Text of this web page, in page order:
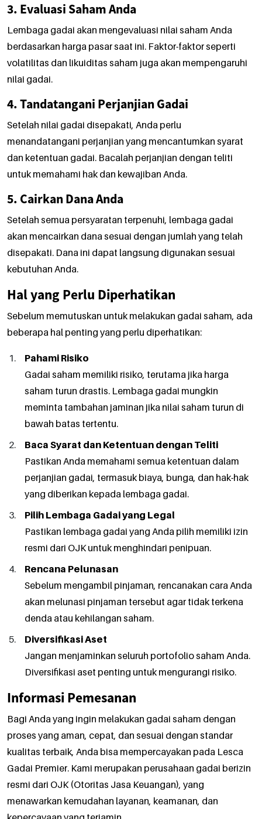
3. Evaluasi Saham Anda
Lembaga gadai akan mengevaluasi nilai saham Anda
berdasarkan harga pasar saat ini. Faktor-faktor seperti
volatilitas dan likuiditas saham juga akan mempengaruhi
nilai gadai.
4. Tandatangani Perjanjian Gadai
Setelah nilai gadai disepakati, Anda perlu
menandatangani perjanjian yang mencantumkan syarat
dan ketentuan gadai. Bacalah perjanjian dengan teliti
untuk memahami hak dan kewajiban Anda.
5. Cairkan Dana Anda
Setelah semua persyaratan terpenuhi, lembaga gadai
akan mencairkan dana sesuai dengan jumlah yang telah
disepakati. Dana ini dapat langsung digunakan sesuai
kebutuhan Anda.
Hal yang Perlu Diperhatikan
Sebelum memutuskan untuk melakukan gadai saham, ada
beberapa hal penting yang perlu diperhatikan:
Pahami Risiko
Gadai saham memiliki risiko, terutama jika harga
saham turun drastis. Lembaga gadai mungkin
meminta tambahan jaminan jika nilai saham turun di
bawah batas tertentu.
Baca Syarat dan Ketentuan dengan Teliti
Pastikan Anda memahami semua ketentuan dalam
perjanjian gadai, termasuk biaya, bunga, dan hak-hak
yang diberikan kepada lembaga gadai.
Pilih Lembaga Gadai yang Legal
Pastikan lembaga gadai yang Anda pilih memiliki izin
resmi dari OJK untuk menghindari penipuan.
Rencana Pelunasan
Sebelum mengambil pinjaman, rencanakan cara Anda
akan melunasi pinjaman tersebut agar tidak terkena
denda atau kehilangan saham.
Diversifikasi Aset
Jangan menjaminkan seluruh portofolio saham Anda.
Diversifikasi aset penting untuk mengurangi risiko.
Informasi Pemesanan
Bagi Anda yang ingin melakukan gadai saham dengan
proses yang aman, cepat, dan sesuai dengan standar
kualitas terbaik, Anda bisa mempercayakan pada Lesca
Gadai Premier. Kami merupakan perusahaan gadai berizin
resmi dari OJK (Otoritas Jasa Keuangan), yang
menawarkan kemudahan layanan, keamanan, dan